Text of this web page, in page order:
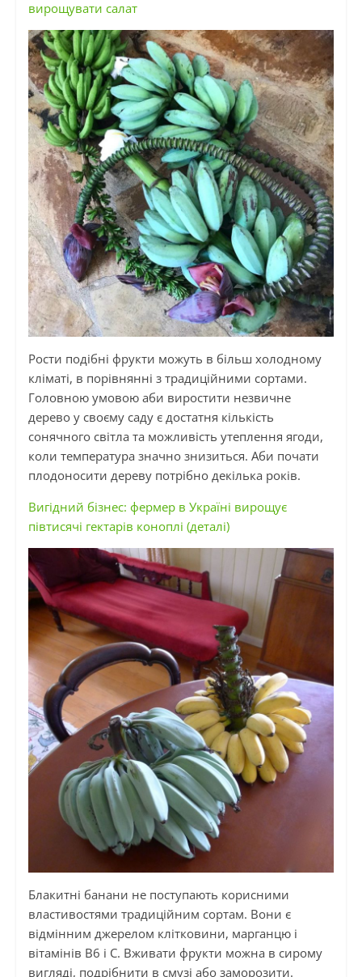
вирощувати салат
Рости подібні фрукти можуть в більш холодному
кліматі, в порівнянні з традиційними сортами.
Головною умовою аби виростити незвичне
дерево у своєму саду є достатня кількість
сонячного світла та можливість утеплення ягоди,
коли температура значно знизиться. Аби почати
плодоносити дереву потрібно декілька років.
Вигідний бізнес: фермер в Україні вирощує
півтисячі гектарів коноплі (деталі)
Блакитні банани не поступають корисними
властивостями традиційним сортам. Вони є
відмінним джерелом клітковини, марганцю і
вітамінів В6 і С. Вживати фрукти можна в сирому
вигляді, подрібнити в смузі або заморозити.